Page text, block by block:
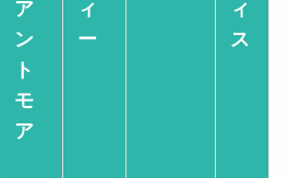
ア
ン
ト
モ
ア
ィ
ー
ィ
ス